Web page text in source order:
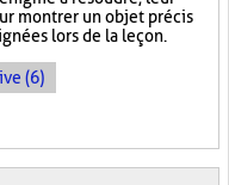
montrer un objet précis
lors de la leçon.
(6)